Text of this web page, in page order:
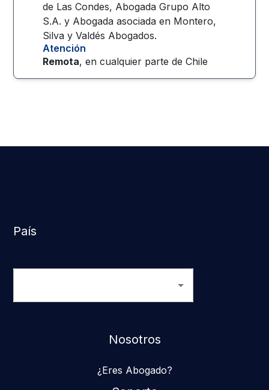
de Las Condes, Abogada Grupo Alto
S.A. y Abogada asociada en Montero,
Silva y Valdés Abogados.
Atención
Remota, en cualquier parte deChile
País
Nosotros
¿Eres Abogado?